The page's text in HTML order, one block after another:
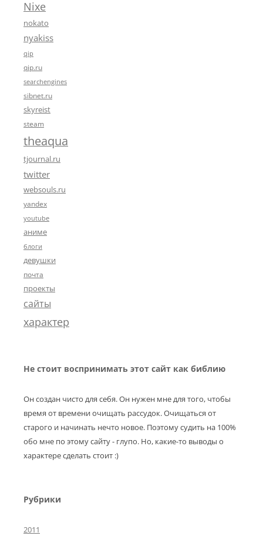
Nixe
nokato
nyakiss
qip
qip.ru
searchengines
sibnet.ru
skyreist
steam
theaqua
tjournal.ru
twitter
websouls.ru
yandex
youtube
аниме
блоги
девушки
почта
проекты
сайты
характер
Не стоит воспринимать этот сайт как библию
Он создан чисто для себя. Он нужен мне для того, чтобы
время от времени очищать рассудок. Очищаться от
старого и начинать нечто новое. Поэтому судить на 100%
обо мне по этому сайту - глупо. Но, какие-то выводы о
характере сделать стоит :)
Рубрики
2011